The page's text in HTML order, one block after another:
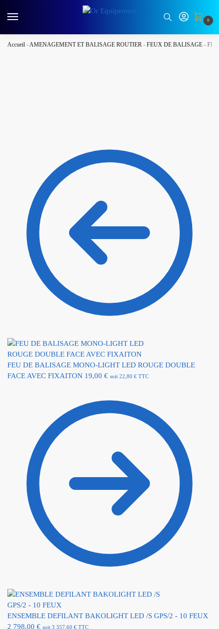
0
Accueil -AMENAGEMENT ET BALISAGE ROUTIER - FEUX DE BALISAGE -
FEU DE BALISAGE MONO-LIGHT LED ROUGE DOUBLE
FACE AVEC FIXAITON 19,00 € soit 22,80 € TTC
ENSEMBLE DEFILANT BAKOLIGHT LED /S GPS/2 - 10 FEUX
2 798,00 € soit 3 357,60 € TTC